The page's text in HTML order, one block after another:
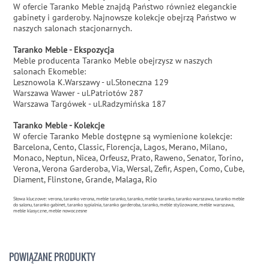
W ofercie Taranko Meble znajdą Państwo również eleganckie
gabinety i garderoby. Najnowsze kolekcje obejrzą Państwo w
naszych salonach stacjonarnych.
Taranko Meble - Ekspozycja
Meble producenta Taranko Meble obejrzysz w naszych
salonach Ekomeble:
Lesznowola K.Warszawy - ul.Słoneczna 129
Warszawa Wawer - ul.Patriotów 287
Warszawa Targówek - ul.Radzymińska 187
Taranko Meble - Kolekcje
W ofercie Taranko Meble dostępne są wymienione kolekcje:
Barcelona, Cento, Classic, Florencja, Lagos, Merano, Milano,
Monaco, Neptun, Nicea, Orfeusz, Prato, Raweno, Senator, Torino,
Verona, Verona Garderoba, Via, Wersal, Zefir, Aspen, Como, Cube,
Diament, Flinstone, Grande, Malaga, Rio
Słowa kluczowe: verona, taranko verona, meble taranko, taranko, meble taranko, taranko warszawa, taranko meble
do salonu, taranko gabinet, taranko sypialnia, taranko garderoba, taranko, meble stylizowane, meble warszawa,
meble klasyczne, meble nowoczesne
POWIĄZANE PRODUKTY